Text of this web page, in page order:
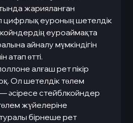
жарияланған
цифрлық еуроның шетелдік
еуроаймақта
айналу мүмкіндігін
атап өтті.
алғаш рет пікір
Ол шетелдік төлем
әсіресе стейблкойндер
жүйелеріне
туралы бірнеше рет